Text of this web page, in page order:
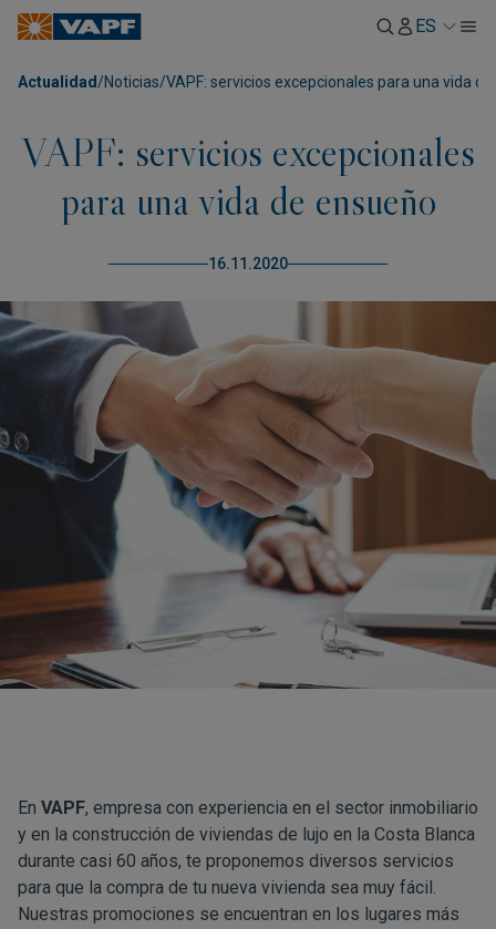
ES
Actualidad /Noticias/VAPF: servicios excepcionales para una vida
VAPF: servicios excepcionales
para una vida de ensueño
16.11.2020
En VAPF, empresa con experiencia en el sector inmobiliario
y en la construcción de viviendas de lujo en la Costa Blanca
durante casi 60 años, te proponemos diversos servicios
para que la compra de tu nueva vivienda sea muy fácil.
Nuestras promociones se encuentran en los lugares más